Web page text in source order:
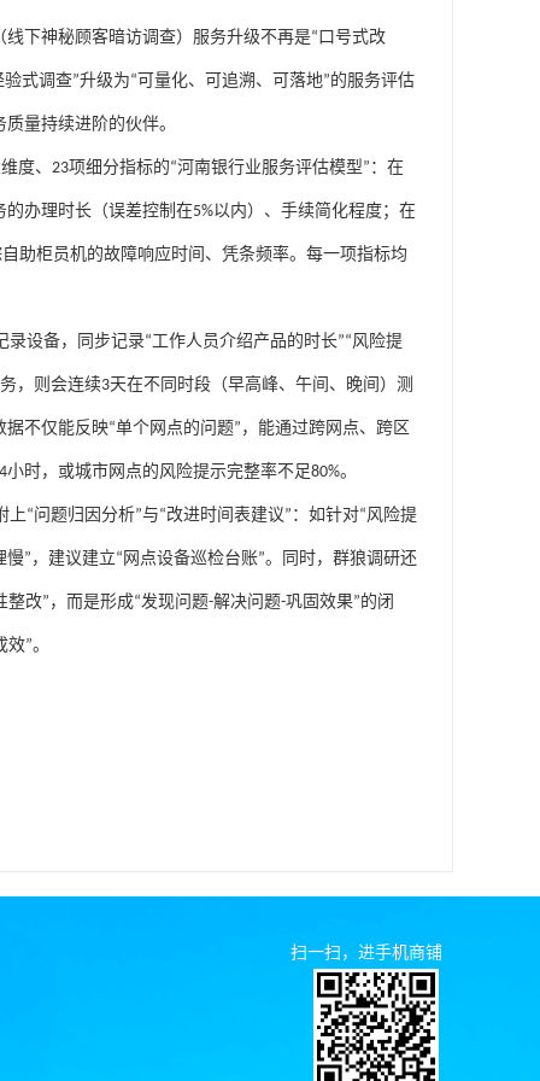
下神秘顾客暗访调查） 服务升级不再是“ 口号式改
验式调查”升级为“ 可量化、可追溯、可落地” 的服务评估
量持续进阶的伙伴。
度、 23项细分指标的“河南银行业服务评估模型” ：在
的办理时长（误差控制在5%以内）、手续简化程度；在
自助柜员机的故障响应时间、凭条频率。每一项指标均
录设备，同步记录“工作人员介绍产品的时长”“风险提
，则会连续3天在不同时段（早高峰、午间、晚间）测
据不仅能反映“单个网点的问题” ，能通过跨网点、跨区
小时，或城市网点的风险提示完整率不足80%。
上“问题归因分析”与“改进时间表建议” ：如针对“风险提
慢” ，建议建立“ 网点设备巡检台账”。同时，群狼调研还
整改” ，而是形成“发现问题-解决问题-巩固效果” 的闭
效”。
扫一扫，进手机商铺